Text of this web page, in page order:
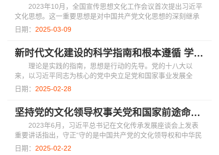
2023年10月，全国宣传思想文化工作会议首次提出习近平
文化思想。这一重要思想是对中国共产党文化思想的深刻继承
与创新发展，是针对新的历史条件下文化问题所孕育出的理论
日期： 2025-03-09
新时代文化建设的科学指南和根本遵循 学习《习近平文化思想学习纲要》
理论是实践的指南，思想是行动的先导。党的十八大以
来，以习近平同志为核心的党中央立足党和国家事业发展全
局，坚持把文化建设摆在治国理政突出位置，作出一系列重大
日期： 2025-02-28
坚持党的文化领导权事关党和国家前途命运——学习《习近平文化思想学习纲要》
2023年6月，习近平总书记在文化传承发展座谈会上发表
重要讲话指出，守正“守的是中国共产党的文化领导权和中华民
族的文化主体性”。
日期： 2025-02-22